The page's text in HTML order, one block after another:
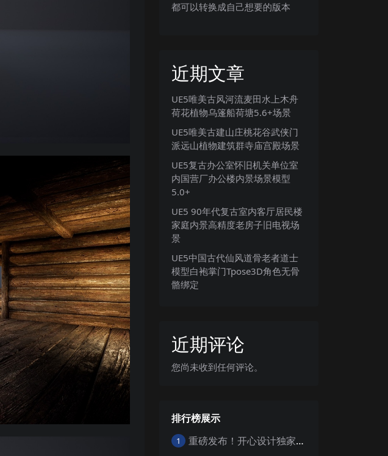
都可以转换成自己想要的版本
近期文章
UE5唯美古风河流麦田水上木舟
荷花植物乌篷船荷塘5.6+场景
UE5唯美古建山庄桃花谷武侠门
派远山植物建筑群寺庙宫殿场景
UE5复古办公室怀旧机关单位室
内国营厂办公楼内景场景模型
5.0+
UE5 90年代复古室内客厅居民楼
家庭内景高精度老房子旧电视场
景
UE5中国古代仙风道骨老者道士
模型白袍掌门Tpose3D角色无骨
骼绑定
近期评论
您尚未收到任何评论。
排行榜展示
1 重磅发布！开心设计独家工具 一键寻组工具v1.0